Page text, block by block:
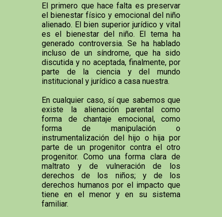
El primero que hace falta es preservar
el bienestar físico y emocional del niño
alienado. El bien superior jurídico y vital
es el bienestar del niño. El tema ha
generado controversia. Se ha hablado
incluso de un síndrome, que ha sido
discutida y no aceptada, finalmente, por
parte de la ciencia y del mundo
institucional y jurídico a casa nuestra.
En cualquier caso, sí que sabemos que
existe la alienación parental como
forma de chantaje emocional, como
forma de manipulación o
instrumentalización del hijo o hija por
parte de un progenitor contra el otro
progenitor. Como una forma clara de
maltrato y de vulneración de los
derechos de los niños; y de los
derechos humanos por el impacto que
tiene en el menor y en su sistema
familiar.